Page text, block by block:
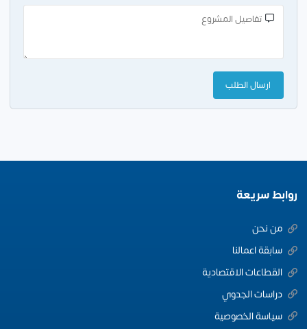
روابط سريعة
من نحن
سابقة اعمالنا
القطاعات الاقتصادية
دراسات الجدوي
سياسة الخصوصية